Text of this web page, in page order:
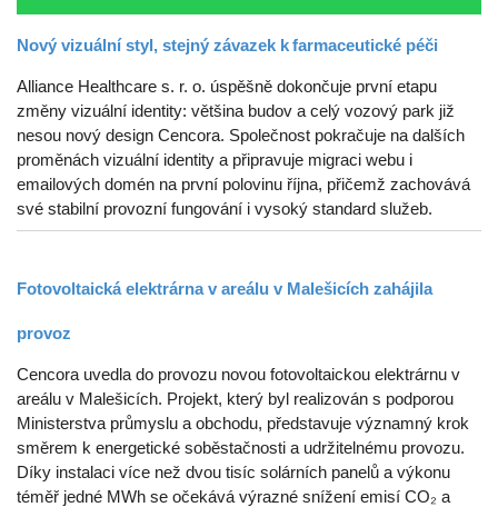
Nový vizuální styl, stejný závazek k farmaceutické péči
Alliance Healthcare s. r. o. úspěšně dokončuje první etapu
změny vizuální identity: většina budov a celý vozový park již
nesou nový design Cencora. Společnost pokračuje na dalších
proměnách vizuální identity a připravuje migraci webu i
emailových domén na první polovinu října, přičemž zachovává
své stabilní provozní fungování i vysoký standard služeb.
Fotovoltaická elektrárna v areálu v Malešicích zahájila
provoz
Cencora uvedla do provozu novou fotovoltaickou elektrárnu v
areálu v Malešicích. Projekt, který byl realizován s podporou
Ministerstva průmyslu a obchodu, představuje významný krok
směrem k energetické soběstačnosti a udržitelnému provozu.
Díky instalaci více než dvou tisíc solárních panelů a výkonu
téměř jedné MWh se očekává výrazné snížení emisí CO₂ a